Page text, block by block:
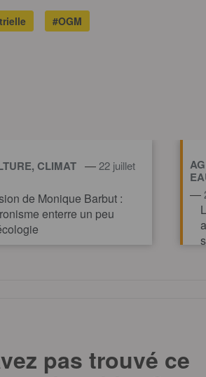
#OGM
CLIMAT —22 juillet
de Monique Barbut :
enterre un peu
—
pas trouvé ce